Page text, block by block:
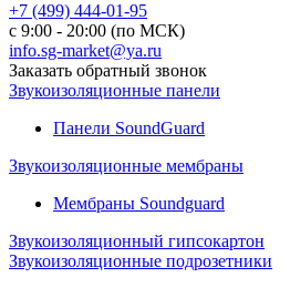
+7 (499) 444-01-95
с 9:00 - 20:00 (по МСК)
info.sg-market@ya.ru
Заказать обратный звонок
Звукоизоляционные панели
Панели SoundGuard
Звукоизоляционные мембраны
Мембраны Soundguard
Звукоизоляционный гипсокартон
Звукоизоляционные подрозетники